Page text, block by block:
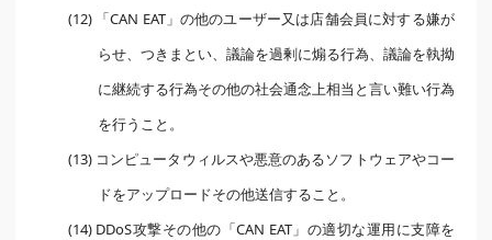
(12) 「CAN EAT」の他のユーザー又は店舗会員に対する嫌が
らせ、つきまとい、議論を過剰に煽る行為、議論を執拗
に継続する行為その他の社会通念上相当と言い難い行為
を行うこと。
(13) コンピュータウィルスや悪意のあるソフトウェアやコー
ドをアップロードその他送信すること。
(14) DDoS攻撃その他の「CAN EAT」の適切な運用に支障を